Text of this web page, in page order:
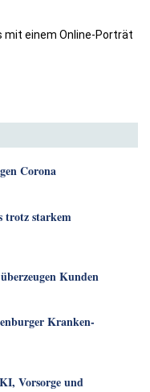
mit einem Online-Porträt
Corona
trotz starkem
Kunden
Kranken­
Vorsorge und